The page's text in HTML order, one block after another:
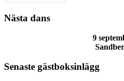
Nästa dans
9
Senaste gästboksinlägg